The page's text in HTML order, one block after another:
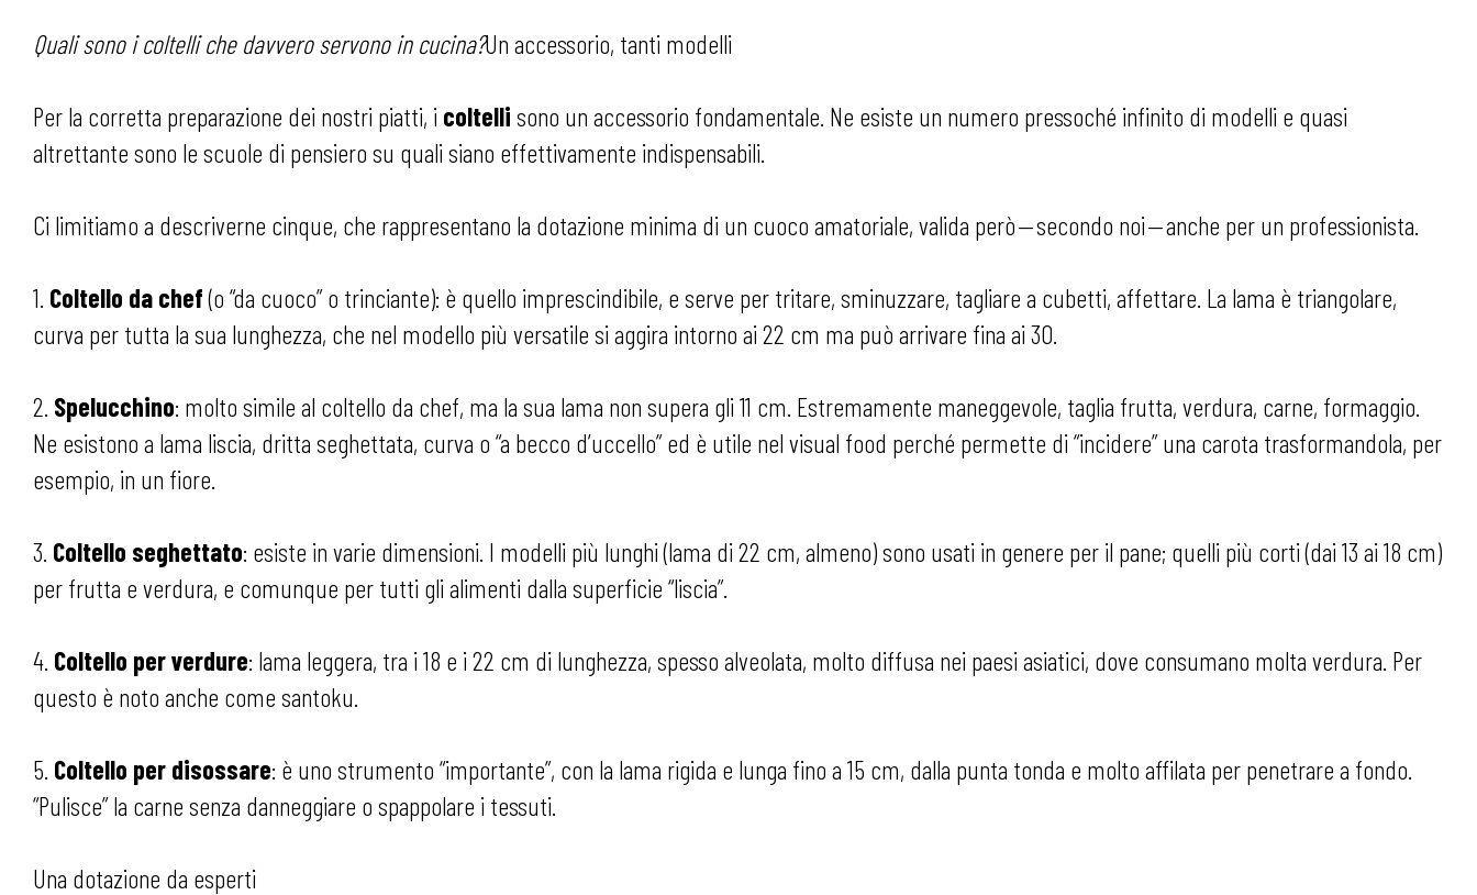
Quali sono i coltelli che davvero servono in cucina?Un accessorio, tanti modelli
Per la corretta preparazione dei nostri piatti, i coltelli sono un accessorio fondamentale. Ne esiste un numero pressoché infinito di modelli e quasi
altrettante sono le scuole di pensiero su quali siano effettivamente indispensabili.
Ci limitiamo a descriverne cinque, che rappresentano la dotazione minima di un cuoco amatoriale, valida però — secondo noi — anche per un professionista.
1. Coltello da chef(o “da cuoco” o trinciante): è quello imprescindibile, e serve per tritare, sminuzzare, tagliare a cubetti, affettare. La lama è triangolare,
curva per tutta la sua lunghezza, che nel modello più versatile si aggira intorno ai 22 cm ma può arrivare fina ai 30.
2. Spelucchino: molto simile al coltello da chef, ma la sua lama non supera gli 11 cm. Estremamente maneggevole, taglia frutta, verdura, carne, formaggio.
Ne esistono a lama liscia, dritta seghettata, curva o “a becco d’uccello” ed è utile nel visual food perché permette di “incidere” una carota trasformandola, per
esempio, in un fiore.
3. Coltello seghettato: esiste in varie dimensioni. I modelli più lunghi (lama di 22 cm, almeno) sono usati in genere per il pane; quelli più corti (dai 13 ai 18 cm)
per frutta e verdura, e comunque per tutti gli alimenti dalla superficie “liscia”.
4. Coltello per verdure: lama leggera, tra i 18 e i 22 cm di lunghezza, spesso alveolata, molto diffusa nei paesi asiatici, dove consumano molta verdura. Per
questo è noto anche come santoku.
5. Coltello per disossare: è uno strumento “importante”, con la lama rigida e lunga fino a 15 cm, dalla punta tonda e molto affilata per penetrare a fondo.
“Pulisce” la carne senza danneggiare o spappolare i tessuti.
Una dotazione da esperti